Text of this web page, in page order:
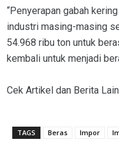
“Penyerapan gabah
industri masing-masing
54.968 ribu ton untuk
kembali untuk menjadi
Cek Artikel dan Berita
TAGS Beras Impor